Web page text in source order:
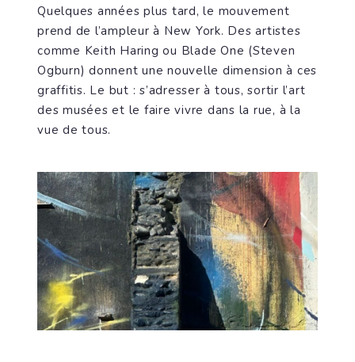
Quelques années plus tard, le mouvement
prend de l’ampleur à New York. Des artistes
comme Keith Haring ou Blade One (Steven
Ogburn) donnent une nouvelle dimension à ces
graffitis. Le but : s’adresser à tous, sortir l’art
des musées et le faire vivre dans la rue, à la
vue de tous.